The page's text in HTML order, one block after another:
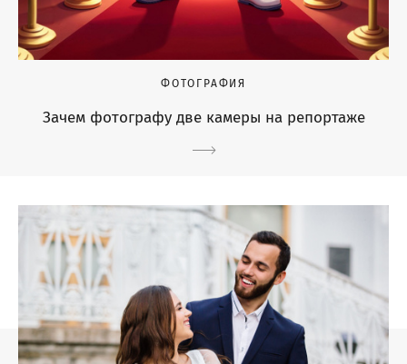
ФОТОГРАФИЯ
Зачем фотографу две камеры на репортаже